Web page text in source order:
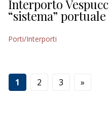
Interporto
“sistema” portuale
Porti/Interporti
1 2 3 »